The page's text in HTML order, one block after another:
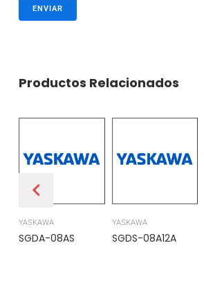
Productos Relacionados
YASKAWA
SGDA-08AS
YASKAWA
SGDS-08A12A